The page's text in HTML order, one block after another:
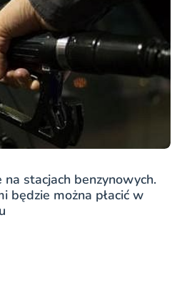
stacjach benzynowych.
będzie można płacić w